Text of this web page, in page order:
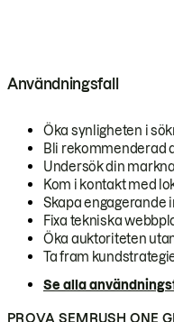
Användningsfall
Öka synligheten i
Bli rekommenderad
Undersök din
Kom i kontakt med
Skapa engagerande
Fixa tekniska
Öka auktoriteten
Ta fram
Se alla
PROVA SEMRUSH ONE